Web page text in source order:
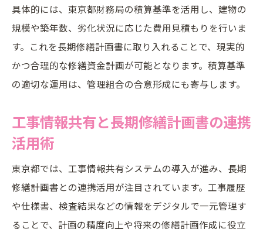
具体的には、東京都財務局の積算基準を活用し、建物の
規模や築年数、劣化状況に応じた費用見積もりを行いま
す。これを長期修繕計画書に取り入れることで、現実的
かつ合理的な修繕資金計画が可能となります。積算基準
の適切な運用は、管理組合の合意形成にも寄与します。
工事情報共有と長期修繕計画書の連携
活用術
東京都では、工事情報共有システムの導入が進み、長期
修繕計画書との連携活用が注目されています。工事履歴
や仕様書、検査結果などの情報をデジタルで一元管理す
ることで、計画の精度向上や将来の修繕計画作成に役立